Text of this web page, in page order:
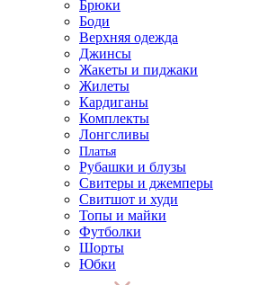
Брюки
Боди
Верхняя одежда
Джинсы
Жакеты и пиджаки
Жилеты
Кардиганы
Комплекты
Лонгсливы
Платья
Рубашки и блузы
Свитеры и джемперы
Свитшот и худи
Топы и майки
Футболки
Шорты
Юбки